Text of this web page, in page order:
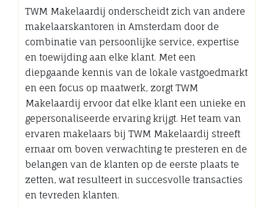
TWM Makelaardij onderscheidt zich van andere
makelaarskantoren in Amsterdam door de
combinatie van persoonlijke service, expertise
en toewijding aan elke klant. Met een
diepgaande kennis van de lokale vastgoedmarkt
en een focus op maatwerk, zorgt TWM
Makelaardij ervoor dat elke klant een unieke en
gepersonaliseerde ervaring krijgt. Het team van
ervaren makelaars bij TWM Makelaardij streeft
ernaar om boven verwachting te presteren en de
belangen van de klanten op de eerste plaats te
zetten, wat resulteert in succesvolle transacties
en tevreden klanten.